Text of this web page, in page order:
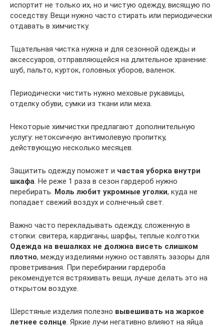
испортит не только их, но и чистую одежду, висящую по
соседству. Вещи нужно часто стирать или периодически
отдавать в химчистку.
Тщательная чистка нужна и для сезонной одежды и
аксессуаров, отправляющейся на длительное хранение:
шуб, пальто, курток, головных уборов, валенок.
Периодически чистить нужно меховые рукавицы,
отделку обуви, сумки из ткани или меха.
Некоторые химчистки предлагают дополнительную
услугу: нетоксичную антимолевую пропитку,
действующую несколько месяцев.
Защитить одежду поможет и частая уборка внутри
шкафа. Не реже 1 раза в сезон гардероб нужно
перебирать. Моль любит укромные уголки, куда не
попадает свежий воздух и солнечный свет.
Важно часто перекладывать одежду, сложенную в
стопки: свитера, кардиганы, шарфы, теплые колготки.
Одежда на вешалках не должна висеть слишком
плотно, между изделиями нужно оставлять зазоры для
проветривания. При перебирании гардероба
рекомендуется встряхивать вещи, лучше делать это на
открытом воздухе.
Шерстяные изделия полезно вывешивать на жаркое
летнее солнце. Яркие лучи негативно влияют на яйца